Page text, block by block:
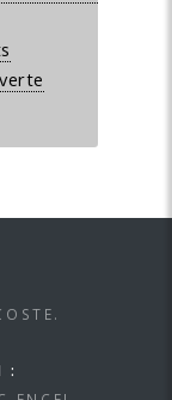
: